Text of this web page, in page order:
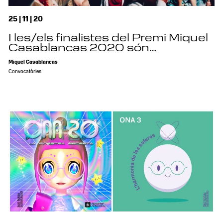
25 | 11 | 20
I les/els finalistes del Premi Miquel
Casablancas 2020 són…
Miquel Casablancas
Convocatòries